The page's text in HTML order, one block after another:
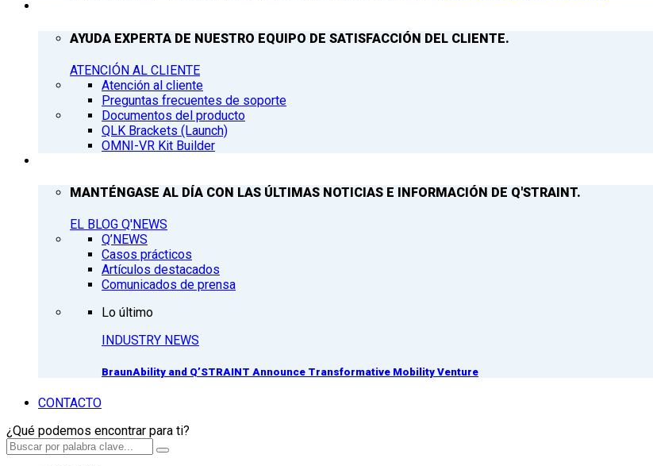
AYUDA EXPERTA DE NUESTRO EQUIPO DE SATISFACCIÓN DEL CLIENTE.
ATENCIÓN AL CLIENTE
Atención al cliente
Preguntas frecuentes de soporte
Documentos del producto
QLK Brackets (Launch)
OMNI-VR Kit Builder
MANTÉNGASE AL DÍA CON LAS ÚLTIMAS NOTICIAS E INFORMACIÓN DE Q'STRAINT.
EL BLOG Q'NEWS
Q’NEWS
Casos prácticos
Artículos destacados
Comunicados de prensa
Lo último
INDUSTRY NEWS
BraunAbility and Q’STRAINT Announce Transformative Mobility Venture
CONTACTO
¿Qué podemos encontrar para ti?